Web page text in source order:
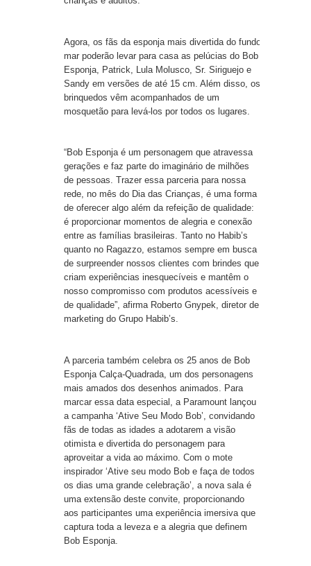
Agora, os fãs da esponja mais divertida do fundo
mar poderão levar para casa as pelúcias do Bob
Esponja, Patrick, Lula Molusco, Sr. Siriguejo e
Sandy em versões de até 15 cm. Além disso, os
brinquedos vêm acompanhados de um
mosquetão para levá-los por todos os lugares.
“Bob Esponja é um personagem que atravessa
gerações e faz parte do imaginário de milhões
de pessoas. Trazer essa parceria para nossa
rede, no mês do Dia das Crianças, é uma forma
de oferecer algo além da refeição de qualidade:
é proporcionar momentos de alegria e conexão
entre as famílias brasileiras. Tanto no Habib’s
quanto no Ragazzo, estamos sempre em busca
de surpreender nossos clientes com brindes que
criam experiências inesquecíveis e mantêm o
nosso compromisso com produtos acessíveis e
de qualidade”, afirma Roberto Gnypek, diretor de
marketing do Grupo Habib’s.
A parceria também celebra os 25 anos de Bob
Esponja Calça-Quadrada, um dos personagens
mais amados dos desenhos animados. Para
marcar essa data especial, a Paramount lançou
a campanha ‘Ative Seu Modo Bob’, convidando
fãs de todas as idades a adotarem a visão
otimista e divertida do personagem para
aproveitar a vida ao máximo. Com o mote
inspirador ‘Ative seu modo Bob e faça de todos
os dias uma grande celebração’, a nova sala é
uma extensão deste convite, proporcionando
aos participantes uma experiência imersiva que
captura toda a leveza e a alegria que definem
Bob Esponja.